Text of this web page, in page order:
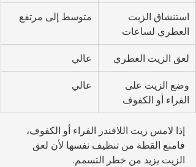
استنشاق الزيت
العطري لساعات
متوسط إلى مرتفع
لعق الزيت العطري عالي
وضع الزيت على
الفراء أو الكفوف
عالي
إذا لامس زيت اللافندر الفراء أو الكفوف،
فامنع القطة من تنظيف نفسها لأن لعق
الزيت يزيد من خطر التسمم.